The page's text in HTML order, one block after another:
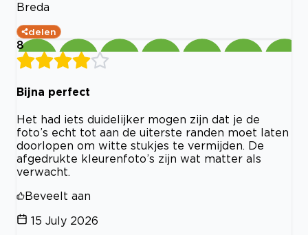
Breda
delen
8
Bijna perfect
Het had iets duidelijker mogen zijn dat je de
foto’s echt tot aan de uiterste randen moet laten
doorlopen om witte stukjes te vermijden. De
afgedrukte kleurenfoto’s zijn wat matter als
verwacht.
Beveelt aan
15 July 2026